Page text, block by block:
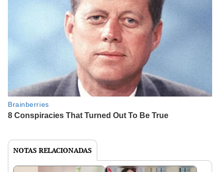
NOTAS RELACIONADAS